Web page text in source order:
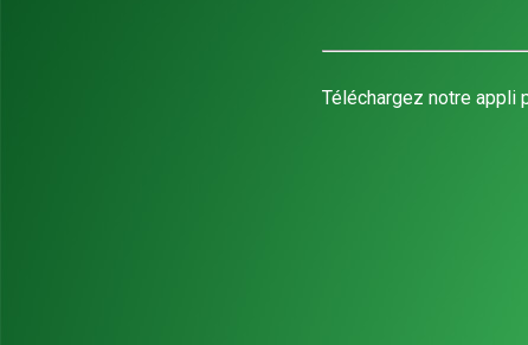
Téléchargez notre appli